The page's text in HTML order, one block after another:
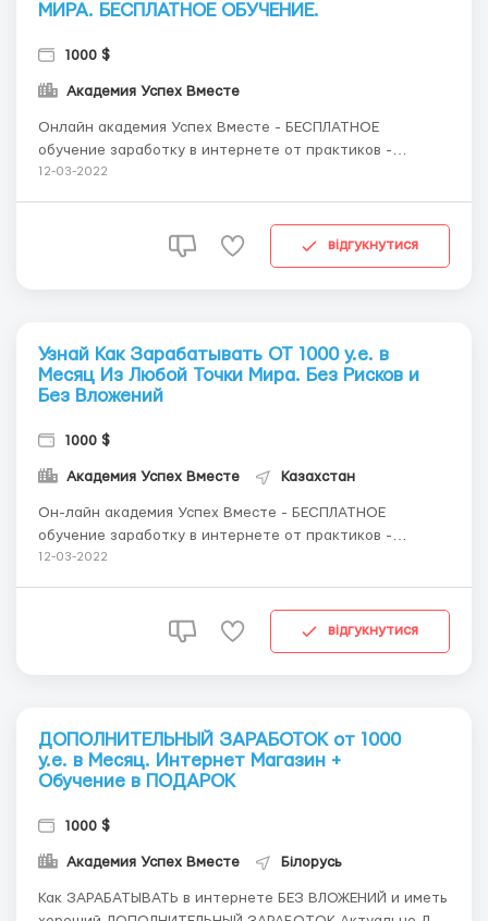
МИРА. БЕСПЛАТНОЕ ОБУЧЕНИЕ.
1000 $
Академия Успех Вместе
Онлайн академия Успех Вместе - БЕСПЛАТНОЕ
обучение заработку в интернете от практиков -
долларовых миллионеров и сертифицированных
12-03-2022
відгукнутися
Узнай Как Зарабатывать ОТ 1000 у.е. в
Месяц Из Любой Точки Мира. Без Рисков и
Без Вложений
1000 $
Академия Успех Вместе Казахстан
Он-лайн академия Успех Вместе - БЕСПЛАТНОЕ
обучение заработку в интернете от практиков -
долларовых миллионеров и сертифицированных
12-03-2022
відгукнутися
ДОПОЛНИТЕЛЬНЫЙ ЗАРАБОТОК от 1000
у.е. в Месяц. Интернет Магазин +
Обучение в ПОДАРОК
1000 $
Академия Успех Вместе Білорусь
Как ЗАРАБАТЫВАТЬ в интернете БЕЗ ВЛОЖЕНИЙ и иметь